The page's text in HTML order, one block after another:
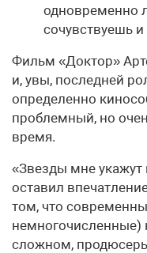
одновременно
сочувствуешь
Фильм «Доктор»
и, увы, последней
определенно
проблемный, но
время.
«Звезды мне
оставил
том, что
немногочисленные)
сложном, продюсеры